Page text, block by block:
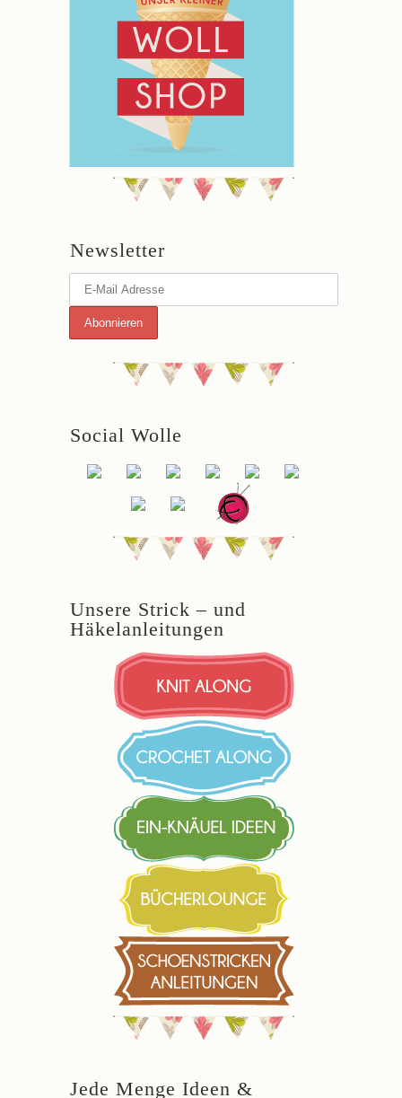
Newsletter
Social Wolle
Unsere Strick – und
Häkelanleitungen
Jede Menge Ideen &